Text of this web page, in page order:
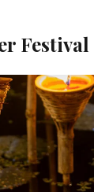
Festival